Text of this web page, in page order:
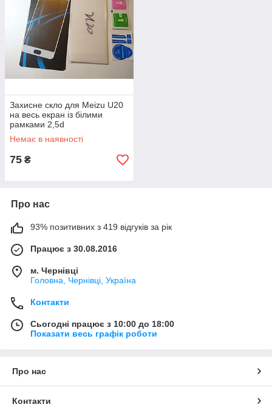
Захисне скло для Meizu U20
на весь екран із білими
рамками 2,5d
Немає в наявності
75 ₴
Про нас
93% позитивних з 419 відгуків за рік
Працює з 30.08.2016
м. Чернівці
Головна, Чернівці, Україна
Контакти
Сьогодні працює з 10:00 до 18:00
Показати весь графік роботи
Про нас
Контакти